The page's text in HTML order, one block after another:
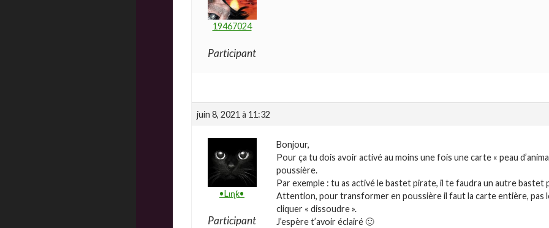
19467024
Participant
juin 8, 2021 à 11:32
•Lιɳƙ•
Participant
Bonjour,
Pour ça tu dois avoir activé au moins une fois une carte « peau
poussière.
Par exemple : tu as activé le bastet pirate, il te faudra un autre bastet
Attention, pour transformer en poussière il faut la carte entière, pas
cliquer « dissoudre ».
J’espère t’avoir éclairé 🙂